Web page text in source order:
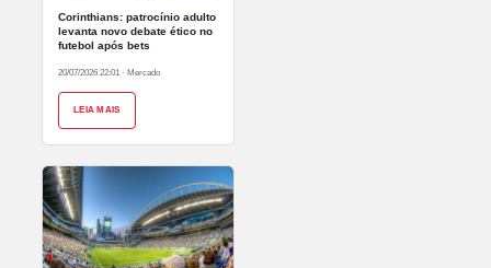
Corinthians: patrocínio adulto
levanta novo debate ético no
futebol após bets
20/07/2026 22:01 · Mercado
LEIA MAIS